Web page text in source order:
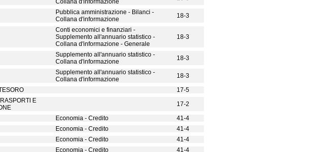
Collana d'informazione
Pubblica amministrazione - Bilanci -
Collana d'informazione
18-3
Conti economici e finanziari -
Supplemento all'annuario statistico -
Collana d'informazione - Generale
18-3
Supplemento all'annuario statistico -
Collana d'informazione
18-3
Supplemento all'annuario statistico -
Collana d'informazione
18-3
17-5
E
17-2
Economia - Credito
41-4
Economia - Credito
41-4
Economia - Credito
41-4
Economia - Credito
41-4